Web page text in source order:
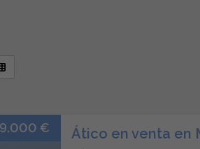
€ Ático en venta en